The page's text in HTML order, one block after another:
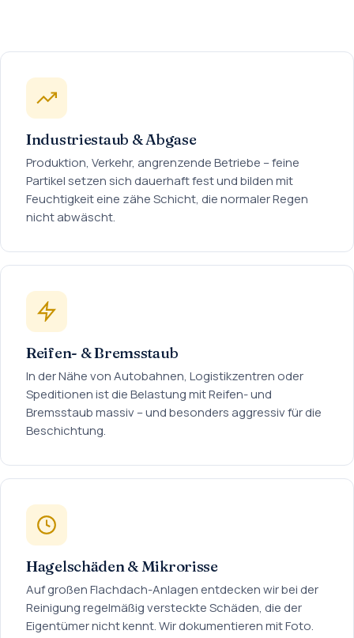
Industriestaub & Abgase
Produktion, Verkehr, angrenzende Betriebe – feine
Partikel setzen sich dauerhaft fest und bilden mit
Feuchtigkeit eine zähe Schicht, die normaler Regen
nicht abwäscht.
Reifen- & Bremsstaub
In der Nähe von Autobahnen, Logistikzentren oder
Speditionen ist die Belastung mit Reifen- und
Bremsstaub massiv – und besonders aggressiv für die
Beschichtung.
Hagelschäden & Mikrorisse
Auf großen Flachdach-Anlagen entdecken wir bei der
Reinigung regelmäßig versteckte Schäden, die der
Eigentümer nicht kennt. Wir dokumentieren mit Foto.